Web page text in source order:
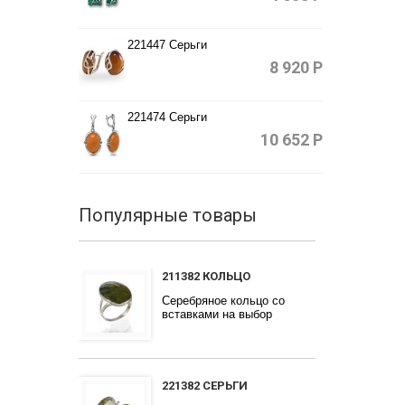
221447 Серьги
8 920 Р
221474 Серьги
10 652 Р
Популярные товары
211382 КОЛЬЦО
Серебряное кольцо со
вставками на выбор
221382 СЕРЬГИ